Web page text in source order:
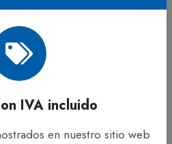
en madera
IVA incluido
en nuestro sitio web